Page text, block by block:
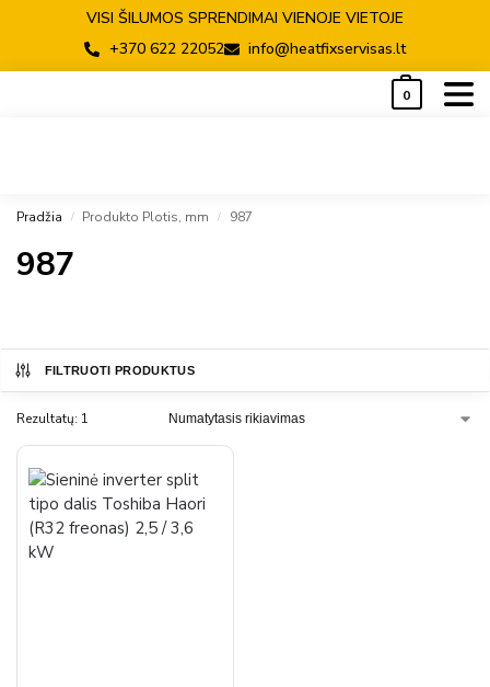
VISI ŠILUMOS SPRENDIMAI VIENOJE VIETOJE
+370 622 22052
info@heatfixservisas.lt
0
Pradžia / Produkto Plotis, mm / 987
987
FILTRUOTI PRODUKTUS
Rezultatų: 1